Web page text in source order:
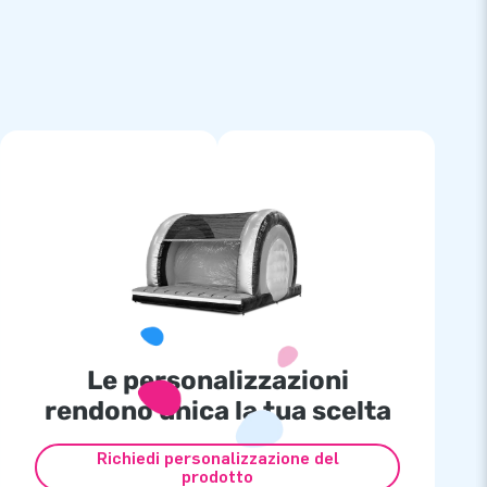
Le personalizzazioni
rendono unica la tua scelta
Richiedi personalizzazione del
prodotto